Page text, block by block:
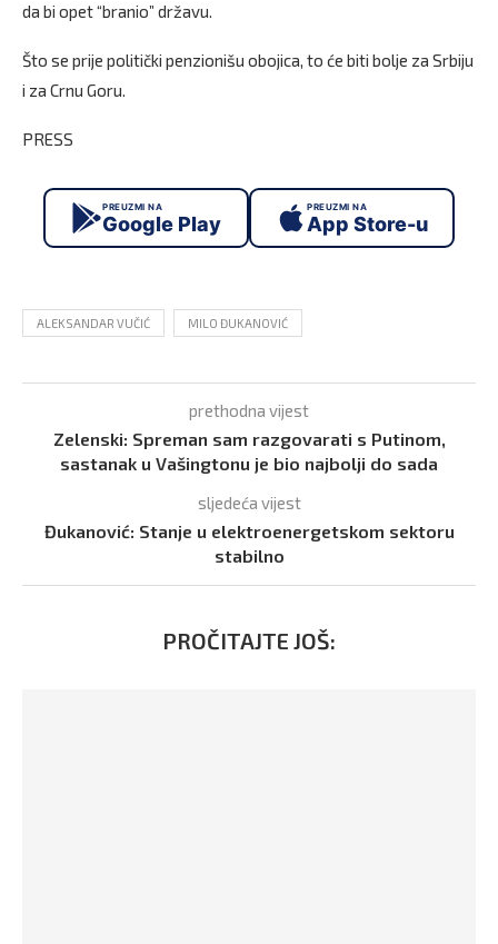
da bi opet “branio” državu.
Što se prije politički penzionišu obojica, to će biti bolje za Srbiju
i za Crnu Goru.
PRESS
PREUZMI NA
Google Play
PREUZMI NA
App Store-u
ALEKSANDAR VUČIĆ MILO ĐUKANOVIĆ
prethodna vijest
Zelenski: Spreman sam razgovarati s Putinom,
sastanak u Vašingtonu je bio najbolji do sada
sljedeća vijest
Đukanović: Stanje u elektroenergetskom sektoru
stabilno
PROČITAJTE JOŠ: